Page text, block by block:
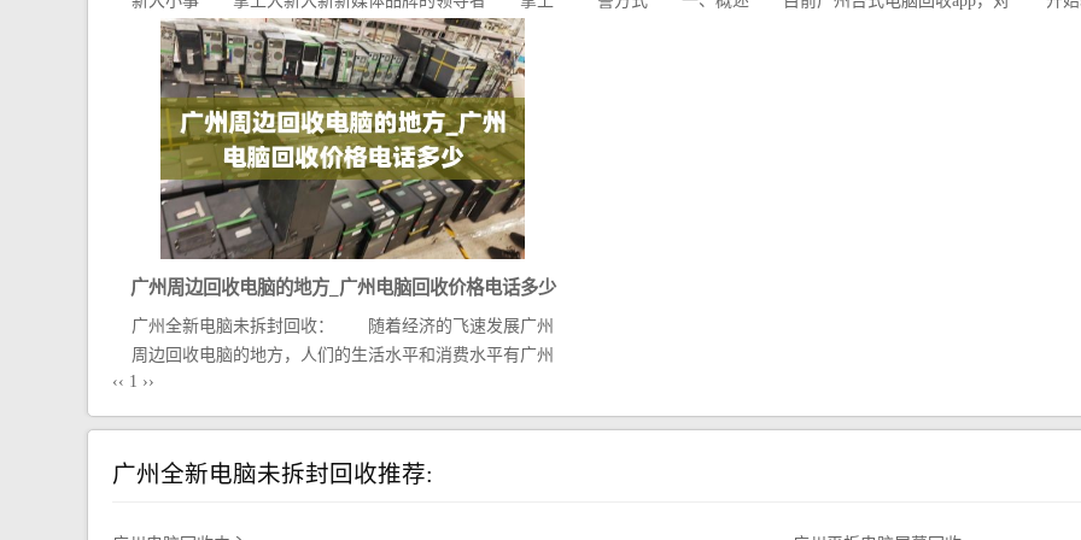
大新...
广州周边回收电脑的地方_广州电脑回收价格电话多少
广州全新电脑未拆封回收： 随着经济的飞速发展广州
周边回收电脑的地方，人们的生活水平和消费水平有广州
‹‹ 1 ››
广州全新电脑未拆封回收推荐: